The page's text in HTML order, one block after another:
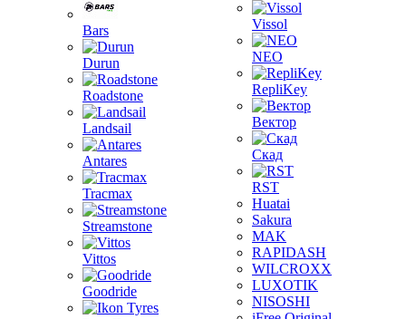
Bars
Durun
Roadstone
Landsail
Antares
Tracmax
Streamstone
Vittos
Goodride
Vissol
NEO
RepliKey
Вектор
Скад
RST
Huatai
Sakura
MAK
RAPIDASH
WILCROXX
LUXOTIK
NISOSHI